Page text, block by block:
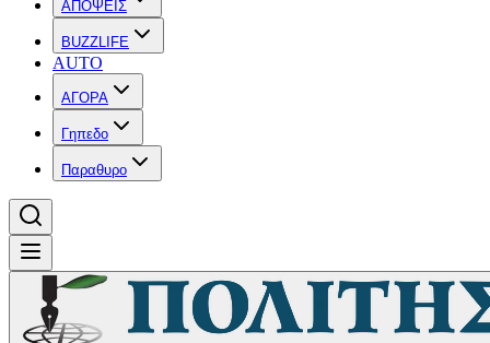
ΑΠΟΨΕΙΣ
BUZZLIFE
AUTO
ΑΓΟΡΑ
Γηπεδο
Παραθυρο